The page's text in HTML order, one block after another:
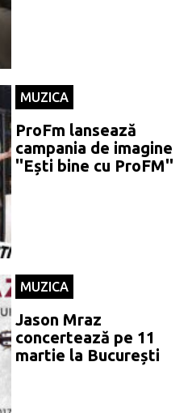
MUZICA
ProFm lansează
campania de imagine
''Ești bine cu ProFM''
MUZICA
Jason Mraz
concertează pe 11
martie la București